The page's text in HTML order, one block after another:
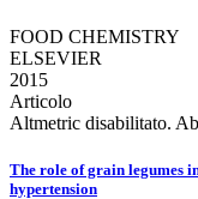
FOOD CHEMISTRY
ELSEVIER
2015
Articolo
Altmetric disabilitato.
The role of grain legumes
hypertension